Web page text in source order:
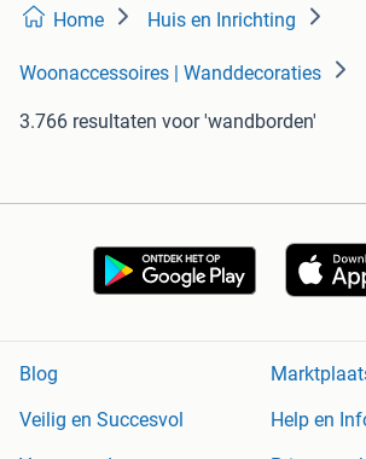
Home Huis en Inrichting
Woonaccessoires | Wanddecoraties
3.766 resultaten voor 'wandborden'
Blog
Veilig en Succesvol
Help en